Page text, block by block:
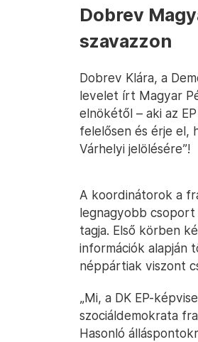
Dobrev
szavazzon
Dobrev Klára, a
levelet írt Magyar
elnökétől – aki az
felelősen és érje el,
Várhelyi jelölésére”!
A koordinátorok a
legnagyobb csoport
tagja. Első körben
információk alapján
néppártiak viszont
„Mi, a DK EP-
szociáldemokrata
Hasonló